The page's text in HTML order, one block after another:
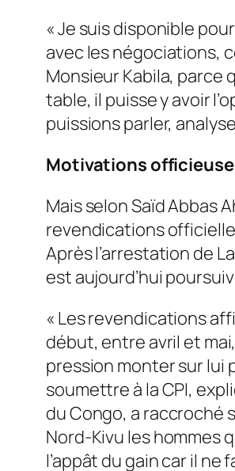
«Je suis disponible
avec les négociations,
Monsieur Kabila, parce
table, il puisse y avoir
puissions parler,
Motivations
Mais selon Saïd Abbas
revendications
Après l’arrestation de
est aujourd’hui
« Les revendications
début, entre avril et
pression monter sur lui
soumettre à la CPI,
du Congo, a raccroché
Nord-Kivu les hommes
l’appât du gain car il